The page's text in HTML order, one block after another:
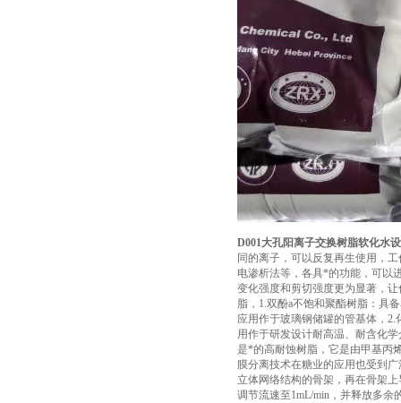
D001大孔阳离子交换树脂软化水
同的离子，可以反复再生使用，
电渗析法等，各具*的功能，可以
变化强度和剪切强度更为显著，
脂，1.双酚a不饱和聚酯树脂：具
应用作于玻璃钢储罐的管基体，
用作于研发设计耐高温、耐含化
是*的高耐蚀树脂，它是由甲基丙
膜分离技术在糖业的应用也受到
立体网络结构的骨架，再在骨架
调节流速至1mL/min，并释放多